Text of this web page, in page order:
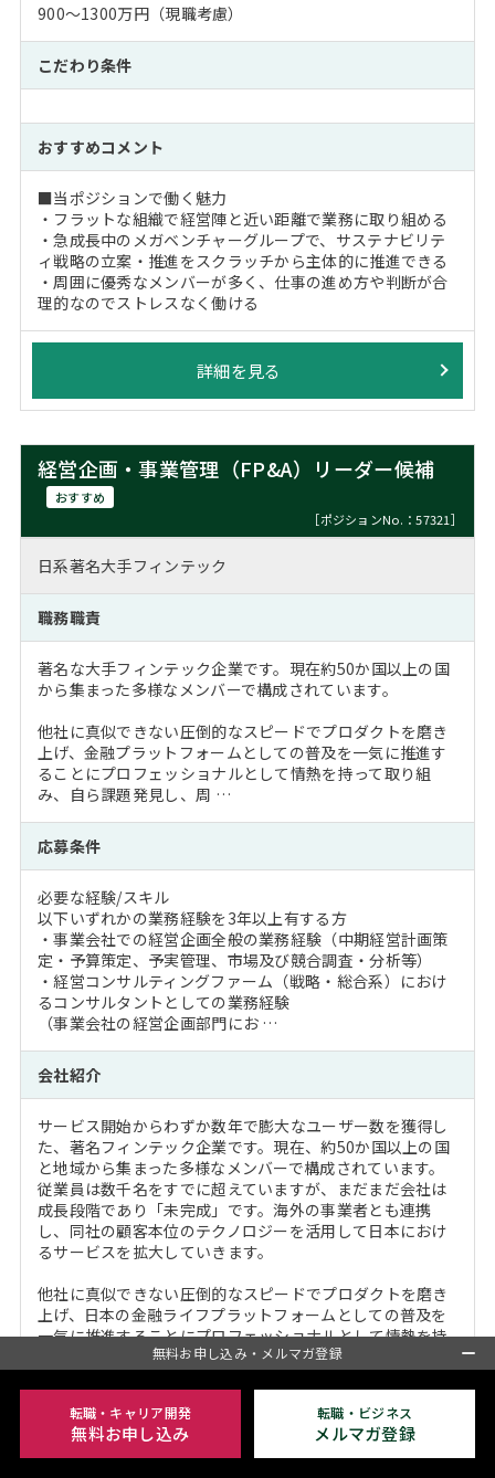
900～1300万円（現職考慮）
こだわり条件
おすすめコメント
■当ポジションで働く魅力
・フラットな組織で経営陣と近い距離で業務に取り組める
・急成長中のメガベンチャーグループで、サステナビリテ
ィ戦略の立案・推進をスクラッチから主体的に推進できる
・周囲に優秀なメンバーが多く、仕事の進め方や判断が合
理的なのでストレスなく働ける
詳細を見る
経営企画・事業管理（FP&A）リーダー候補
おすすめ
［ポジションNo.：57321］
日系著名大手フィンテック
職務職責
著名な大手フィンテック企業です。現在約50か国以上の国
から集まった多様なメンバーで構成されています。
他社に真似できない圧倒的なスピードでプロダクトを磨き
上げ、金融プラットフォームとしての普及を一気に推進す
ることにプロフェッショナルとして情熱を持って取り組
み、自ら課題発見し、周 …
応募条件
必要な経験/スキル
以下いずれかの業務経験を3年以上有する方
・事業会社での経営企画全般の業務経験（中期経営計画策
定・予算策定、予実管理、市場及び競合調査・分析等）
・経営コンサルティングファーム（戦略・総合系）におけ
るコンサルタントとしての業務経験
（事業会社の経営企画部門にお …
会社紹介
サービス開始からわずか数年で膨大なユーザー数を獲得し
た、著名フィンテック企業です。現在、約50か国以上の国
と地域から集まった多様なメンバーで構成されています。
従業員は数千名をすでに超えていますが、まだまだ会社は
成長段階であり「未完成」です。海外の事業者とも連携
し、同社の顧客本位のテクノロジーを活用して日本におけ
るサービスを拡大していきます。
他社に真似できない圧倒的なスピードでプロダクトを磨き
上げ、日本の金融ライフプラットフォームとしての普及を
一気に推進することにプロフェッショナルとして情熱を持
って取り組み、自ら課題発見し、周囲と協力して新しい価
値創出を共に推進する仲間を募集します。
無料お申し込み・メルマガ登録
転職・キャリア開発
無料お申し込み
転職・ビジネス
メルマガ登録